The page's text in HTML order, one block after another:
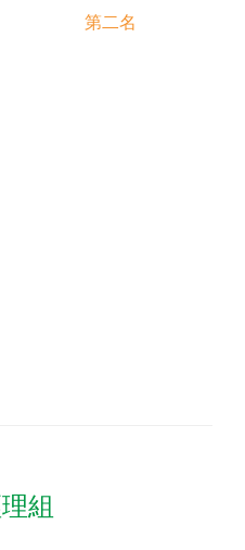
第二名
組